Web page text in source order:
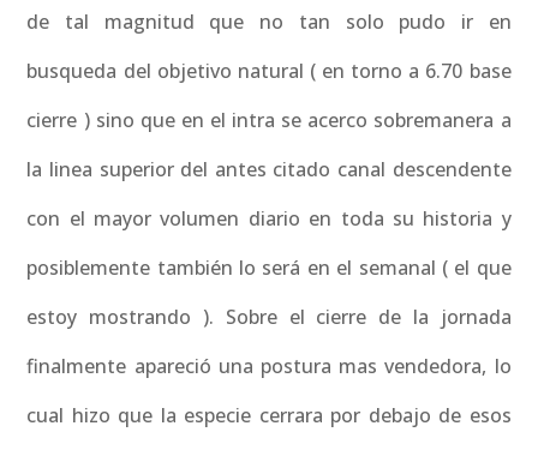
de tal magnitud que no tan solo pudo ir en
busqueda del objetivo natural ( en torno a 6.70 base
cierre ) sino que en el intra se acerco sobremanera a
la linea superior del antes citado canal descendente
con el mayor volumen diario en toda su historia y
posiblemente también lo será en el semanal ( el que
estoy mostrando ). Sobre el cierre de la jornada
finalmente apareció una postura mas vendedora, lo
cual hizo que la especie cerrara por debajo de esos